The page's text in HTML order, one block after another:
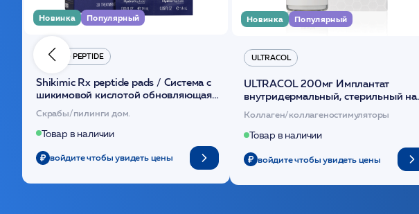
Новинка Популярный
HYDRO PEPTIDE
Shikimic Rx peptide pads / Cистема с
шикимовой кислотой обновляющая
(30шт) /HP
Скрабы/пилинги дом.
Товар в наличии
войдите чтобы увидеть цены
Новинка Популярный
ULTRACOL
ULTRACOL 200мг Имплантат
внутридермальный, стерильный на
основе полидиоксанона /ULTRACOL
Коллаген/коллагеностимуляторы
Товар в наличии
войдите чтобы увидеть цены